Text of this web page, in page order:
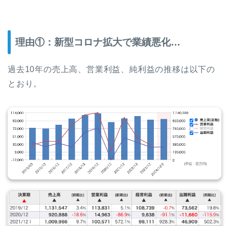
理由①：新型コロナ拡大で業績悪化…
過去10年の売上高、営業利益、純利益の推移は以下の
とおり。